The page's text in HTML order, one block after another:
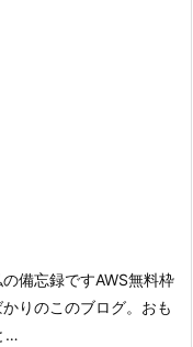
備忘録ですAWS無料枠
りのこのブログ。 おも
…